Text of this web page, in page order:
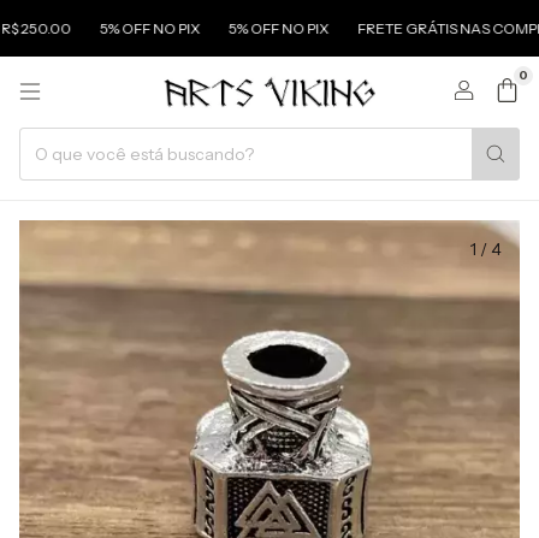
5% OFF NO PIX 5% OFF NO PIX FRETE GRÁTIS NAS COMPRAS
0
1 / 4